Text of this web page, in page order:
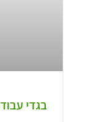
בגדי